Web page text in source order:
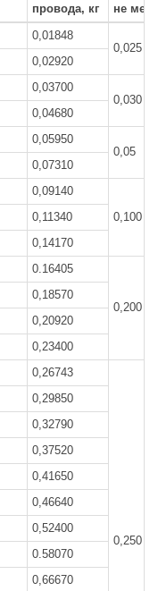
провода, кг
не
0,01848
0,025
0,02920
0,03700
0,030
0,04680
0,05950
0,05
0,07310
0,09140
0,100
0,11340
0,14170
0.16405
0,200
0,18570
0,20920
0,23400
0,26743
0,250
0,29850
0,32790
0,37520
0,41650
0,46640
0,52400
0.58070
0,66670